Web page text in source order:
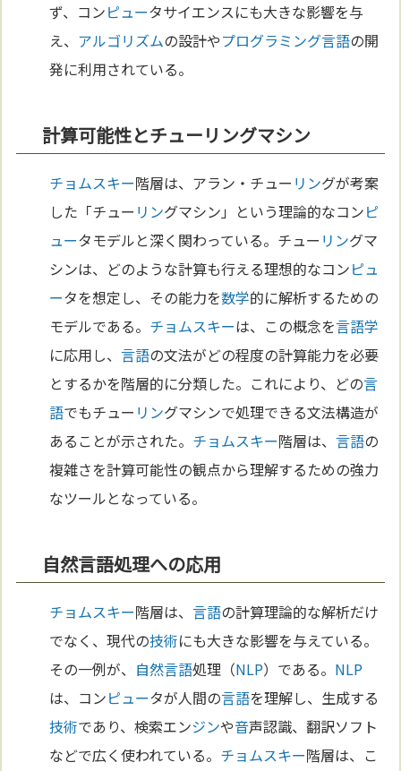
ず、コンピュータサイエンスにも大きな影響を与
え、 アルゴリズムの設計やプログラミング言語の開
発に利用されている。
計算可能性とチューリングマシン
チョムスキー階層は、アラン・チュー リングが考案
した「チュー リングマシン」という理論的なコンピ
ュータモデルと深く関わっている。チュー リングマ
シンは、どのような計算も行える理想的なコンピュ
ータを想定し、その能力を数学的に解析するための
モデルである。 チョムスキーは、この概念を言語学
に応用し、言語の文法がどの程度の計算能力を必要
とするかを階層的に分類した。これにより、どの言
語でもチュー リングマシンで処理できる文法構造が
あることが示された。 チョムスキー階層は、言語の
複雑さを計算可能性の観点から理解するための強力
なツールとなっている。
自然言語処理への応用
チョムスキー階層は、言語の計算理論的な解析だけ
でなく、現代の技術にも大きな影響を与えている。
その一例が、 自然言語処理（NLP）である。 NLP
は、コンピュータが人間の言語を理解し、生成する
技術であり、検索エンジンや音声認識、翻訳ソフト
などで広く使われている。 チョムスキー階層は、こ